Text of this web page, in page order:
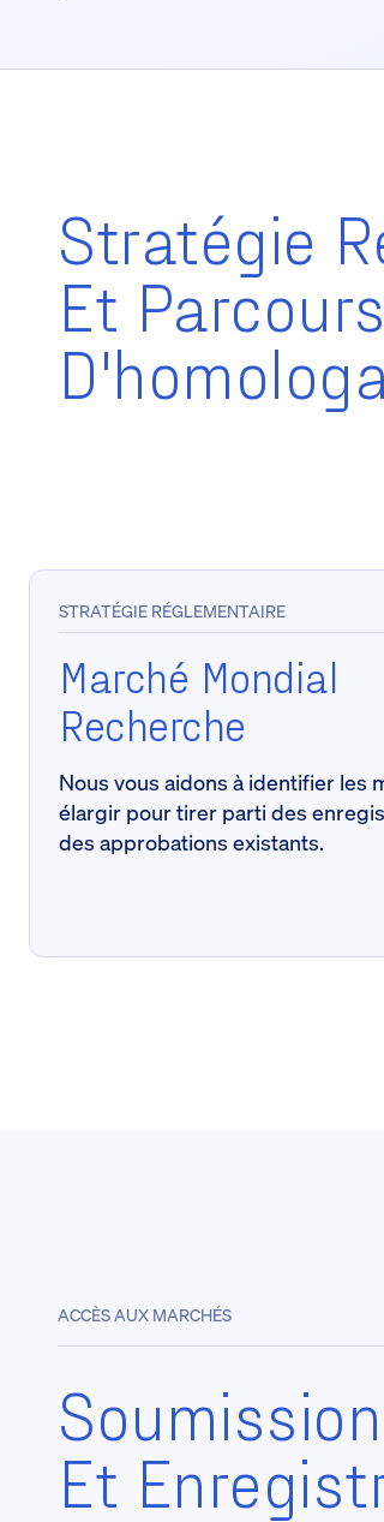
Stratégie
Et Parcours
STRATÉGIE RÉGLEMENTAIRE
Marché Mondial
Recherche
Nous vous aidons à identifier les
élargir pour tirer parti des
des approbations existants.
ACCÈS AUX MARCHÉS
Soumission
Et